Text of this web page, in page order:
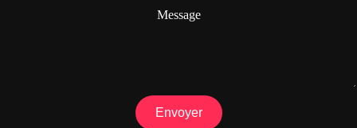
Message
Envoyer